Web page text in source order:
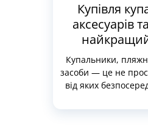
Купівля
аксесуарів
найкращий
Купальники,
засоби — це не
від яких
підібраний